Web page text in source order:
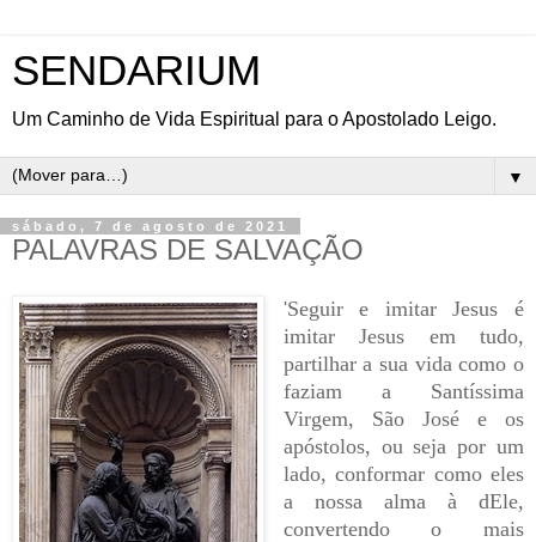
SENDARIUM
Um Caminho de Vida Espiritual para o Apostolado Leigo.
▼
sábado, 7 de agosto de 2021
PALAVRAS DE SALVAÇÃO
'Seguir e imitar Jesus é
imitar Jesus em tudo,
partilhar a sua vida como o
faziam a Santíssima
Virgem, São José e os
apóstolos, ou seja por um
lado, conformar como eles
a nossa alma à dEle,
convertendo o mais